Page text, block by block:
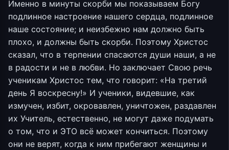
Именно в минуты скорби мы показываем Богу
подлинное настроение нашего сердца, подлинное
наше состояние; и неизбежно нам должно быть
плохо, и должны быть скорби. Поэтому Христос
сказал, что в терпении спасаются души наши, а не
в радости и не в любви. Но заключает Свою речь
ученикам Христос тем, что говорит: «На третий
день Я воскресну!» И ученики, видевшие, как
измучен, избит, окровавлен, уничтожен, раздавлен
их Учитель, естественно, не могут даже подумать
о том, что и ЭТО всё может кончиться. Поэтому
они не верят, когда к ним прибегают женщины и